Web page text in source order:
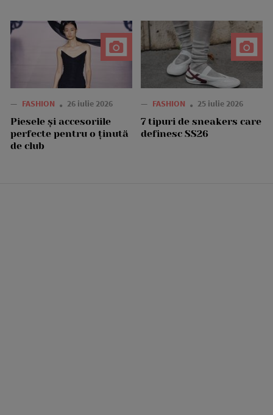
— FASHION 26 iulie 2026
Piesele și accesoriile
perfecte pentru o ținută
de club
— FASHION 25 iulie 2026
7 tipuri de sneakers care
definesc SS26